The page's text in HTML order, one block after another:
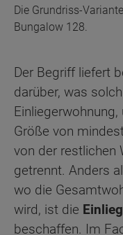
Die Grundriss-
Bungalow 128.
Der Begriff liefert
darüber, was
Größe von
von der restlichen
getrennt. Anders
wo die
wird, ist die
beschaffen. Im